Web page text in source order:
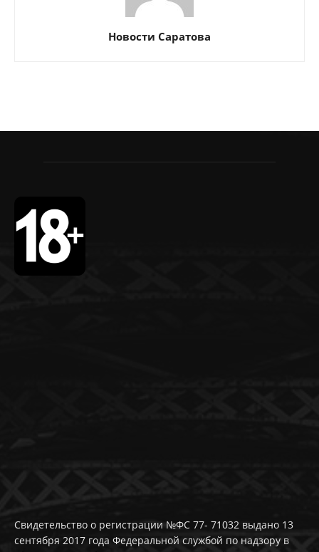
Новости Саратова
Свидетельство о регистрации №ФС 77- 71032 выдано 13
сентября 2017 года Федеральной службой по надзору в